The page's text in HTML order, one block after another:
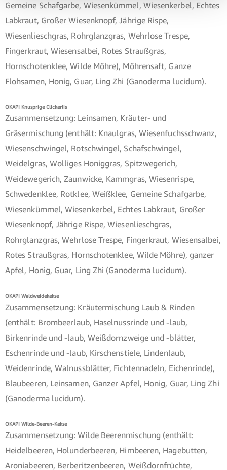
Gemeine Schafgarbe, Wiesenkümmel, Wiesenkerbel, Echtes
Labkraut, Großer Wiesenknopf, Jährige Rispe,
Wiesenlieschgras, Rohrglanzgras, Wehrlose Trespe,
Fingerkraut, Wiesensalbei, Rotes Straußgras,
Hornschotenklee, Wilde Möhre), Möhrensaft, Ganze
Flohsamen, Honig, Guar, Ling Zhi (Ganoderma lucidum).
OKAPI Knusprige Clickerlis
Zusammensetzung: Leinsamen, Kräuter- und
Gräsermischung (enthält: Knaulgras, Wiesenfuchsschwanz,
Wiesenschwingel, Rotschwingel, Schafschwingel,
Weidelgras, Wolliges Honiggras, Spitzwegerich,
Weidewegerich, Zaunwicke, Kammgras, Wiesenrispe,
Schwedenklee, Rotklee, Weißklee, Gemeine Schafgarbe,
Wiesenkümmel, Wiesenkerbel, Echtes Labkraut, Großer
Wiesenknopf, Jährige Rispe, Wiesenlieschgras,
Rohrglanzgras, Wehrlose Trespe, Fingerkraut, Wiesensalbei,
Rotes Straußgras, Hornschotenklee, Wilde Möhre), ganzer
Apfel, Honig, Guar, Ling Zhi (Ganoderma lucidum).
OKAPI Waldweidekekse
Zusammensetzung: Kräutermischung Laub & Rinden
(enthält: Brombeerlaub, Haselnussrinde und -laub,
Birkenrinde und -laub, Weißdornzweige und -blätter,
Eschenrinde und -laub, Kirschenstiele, Lindenlaub,
Weidenrinde, Walnussblätter, Fichtennadeln, Eichenrinde),
Blaubeeren, Leinsamen, Ganzer Apfel, Honig, Guar, Ling Zhi
(Ganoderma lucidum).
OKAPI Wilde-Beeren-Kekse
Zusammensetzung: Wilde Beerenmischung (enthält:
Heidelbeeren, Holunderbeeren, Himbeeren, Hagebutten,
Aroniabeeren, Berberitzenbeeren, Weißdornfrüchte,